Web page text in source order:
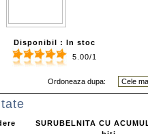
Disponibil : In stoc
5.00/1
Ordoneaza dupa:
SURUBELNITA CU